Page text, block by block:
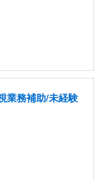
業務補助/未経験